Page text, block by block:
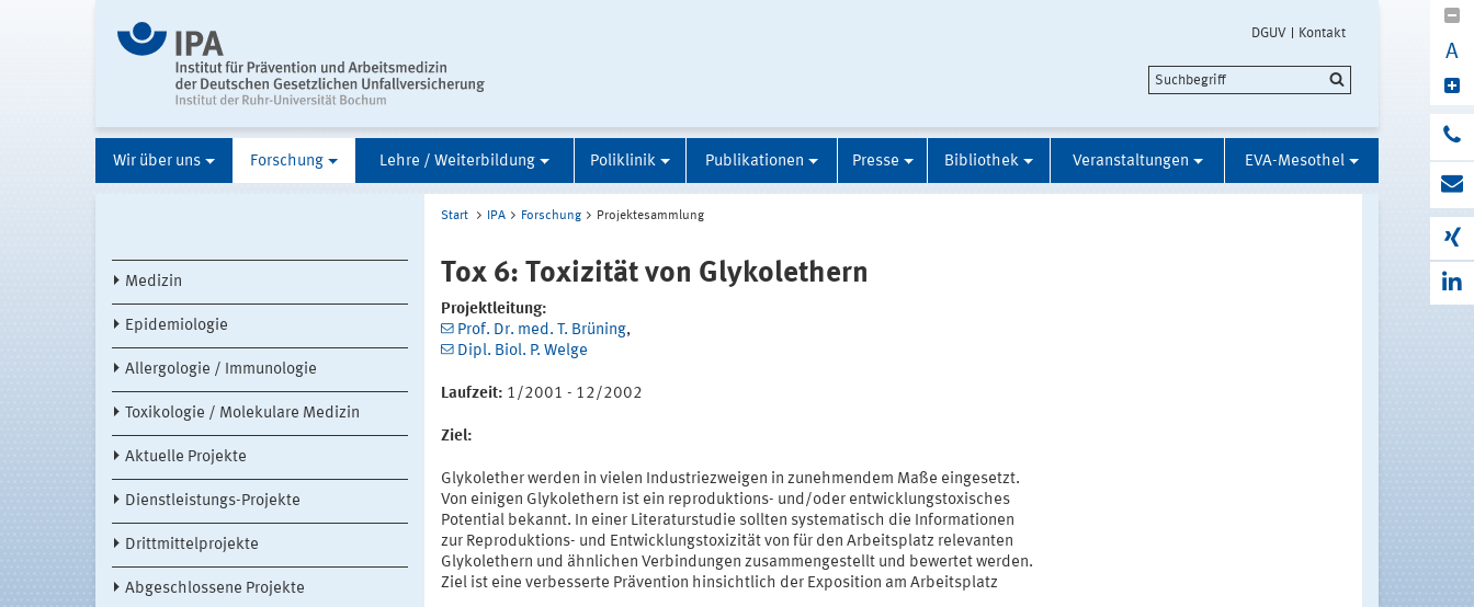
DGUV Kontakt
A
Wir über uns Forschung Lehre / Weiterbildung Poliklinik Publikationen Presse Bibliothek Veranstaltungen EVA-Mesothel
Medizin
Epidemiologie
Allergologie / Immunologie
Toxikologie / Molekulare Medizin
Aktuelle Projekte
Dienstleistungs-Projekte
Drittmittelprojekte
Abgeschlossene Projekte
Start IPA Forschung Projektesammlung
Tox 6: Toxizität von Glykolethern
Projektleitung:
Prof. Dr. med. T. Brüning,
Dipl. Biol. P. Welge
Laufzeit: 1/2001 - 12/2002
Ziel:
Glykolether werden in vielen Industriezweigen in zunehmendem Maße eingesetzt.
Von einigen Glykolethern ist ein reproduktions- und/oder entwicklungstoxisches
Potential bekannt. In einer Literaturstudie sollten systematisch die Informationen
zur Reproduktions- und Entwicklungstoxizität von für den Arbeitsplatz relevanten
Glykolethern und ähnlichen Verbindungen zusammengestellt und bewertet werden.
Ziel ist eine verbesserte Prävention hinsichtlich der Exposition am Arbeitsplatz